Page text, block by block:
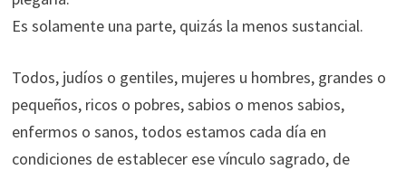
Es solamente una parte, quizás la menos sustancial.
Todos, judíos o gentiles, mujeres u hombres, grandes o
pequeños, ricos o pobres, sabios o menos sabios,
enfermos o sanos, todos estamos cada día en
condiciones de establecer ese vínculo sagrado, de